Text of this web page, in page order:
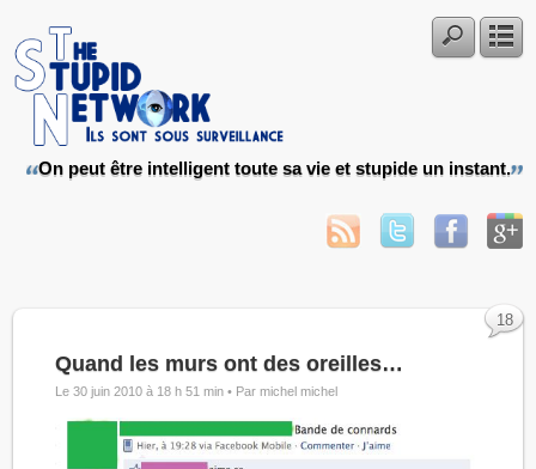
On peut être intelligent toute sa vie et stupide un instant.
Quand les murs ont des oreilles…
Le 30 juin 2010 à 18 h 51 min • Par michel michel
18